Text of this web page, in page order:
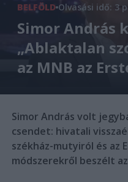
BELFÖLD Olvasási idő: 3
Simor András
„Ablaktalan
az MNB az
Simor András volt
csendet: hivatali
székház-mutyiról és az
módszerekről beszélt